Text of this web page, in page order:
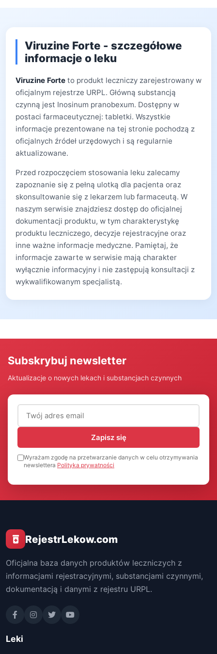
Viruzine Forte - szczegółowe
informacje o leku
Viruzine Forte to produkt leczniczy zarejestrowany w
oficjalnym rejestrze URPL. Główną substancją
czynną jest Inosinum pranobexum. Dostępny w
postaci farmaceutycznej: tabletki. Wszystkie
informacje prezentowane na tej stronie pochodzą z
oficjalnych źródeł urzędowych i są regularnie
aktualizowane.
Przed rozpoczęciem stosowania leku zalecamy
zapoznanie się z pełną ulotką dla pacjenta oraz
skonsultowanie się z lekarzem lub farmaceutą. W
naszym serwisie znajdziesz dostęp do oficjalnej
dokumentacji produktu, w tym charakterystykę
produktu leczniczego, decyzje rejestracyjne oraz
inne ważne informacje medyczne. Pamiętaj, że
informacje zawarte w serwisie mają charakter
wyłącznie informacyjny i nie zastępują konsultacji z
wykwalifikowanym specjalistą.
Subskrybuj newsletter
Aktualizacje o nowych lekach i substancjach czynnych
Adres email (wymagany)
Zapisz się
Wyrażam zgodę na przetwarzanie danych w celu otrzymywania
newslettera Polityka prywatności
RejestrLekow.com
Oficjalna baza danych produktów leczniczych z
informacjami rejestracyjnymi, substancjami czynnymi,
dokumentacją i danymi z rejestru URPL.
Leki